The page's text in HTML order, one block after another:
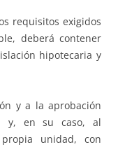
requisitos exigidos
deberá contener
hipotecaria y
y a la aprobación
y, en su caso, al
unidad, con